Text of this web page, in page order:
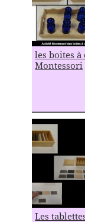
les boites
Montessori
Les